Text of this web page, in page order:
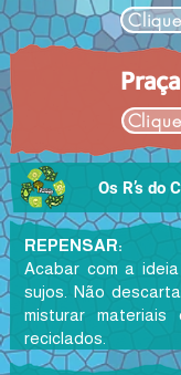
Os R’s do
REPENSAR:
​Acabar com a
sujos. Não
misturar materiais
reciclados.